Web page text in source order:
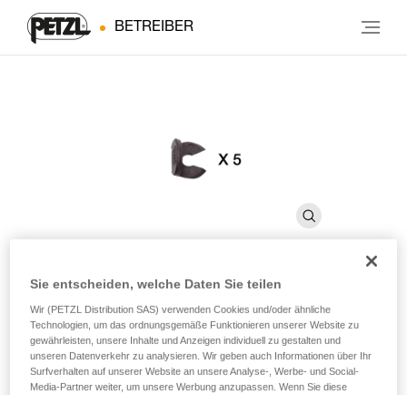
BETREIBER
PANGA®-Innenschalenclip
Ersatzclip für die Innenschale der PANGA-Helme (5er-
Pack)
Sie entscheiden, welche Daten Sie teilen
Wir (PETZL Distribution SAS) verwenden Cookies und/oder ähnliche
Technologien, um das ordnungsgemäße Funktionieren unserer Website zu
gewährleisten, unsere Inhalte und Anzeigen individuell zu gestalten und
unseren Datenverkehr zu analysieren. Wir geben auch Informationen über Ihr
Surfverhalten auf unserer Website an unsere Analyse-, Werbe- und Social-
Media-Partner weiter, um unsere Werbung anzupassen. Wenn Sie diese